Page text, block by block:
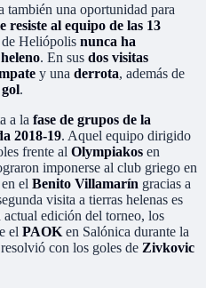
también una oportunidad para
resiste al equipo de las 13
Heliópolis nunca ha
. En sus dos visitas
y una derrota, además de
.
a la fase de grupos de la
2018-19. Aquel equipo dirigido
frente al Olympiakos en
imponerse al club griego en
el Benito Villamarín gracias a
visita a tierras helenas es
actual edición del torneo, los
el PAOK en Salónica durante la
con los goles de Zivkovic